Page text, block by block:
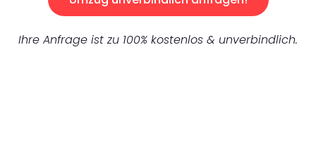
Ihre Anfrage ist zu 100% kostenlos & unverbindlich.